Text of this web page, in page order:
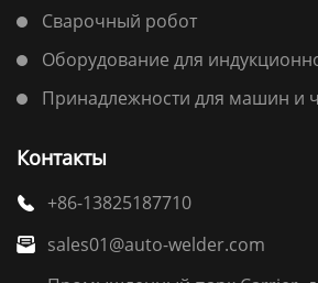
Сварочный робот
Оборудование для
Принадлежности для машин и
Контакты
 +86-13825187710
 sales01@auto-welder.com